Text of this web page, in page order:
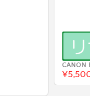
CANON